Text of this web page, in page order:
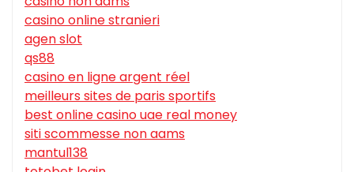
casino online stranieri
agen slot
qs88
casino en ligne argent réel
meilleurs sites de paris sportifs
best online casino uae real money
siti scommesse non aams
mantul138